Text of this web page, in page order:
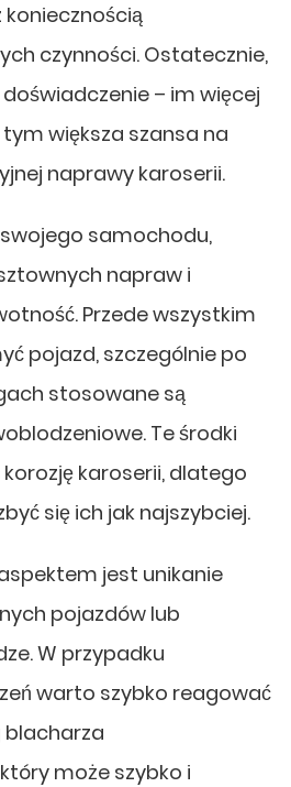
koniecznością
czynności. Ostatecznie,
– im więcej
większa szansa na
naprawy karoserii.
samochodu,
napraw i
Przede wszystkim
pojazd, szczególnie po
stosowane są
Te środki
karoserii, dlatego
się ich jak najszybciej.
jest unikanie
pojazdów lub
W przypadku
warto szybko reagować
blacharza
może szybko i